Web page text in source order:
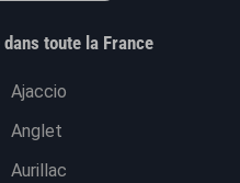
toute la France
Ajaccio
Anglet
Aurillac